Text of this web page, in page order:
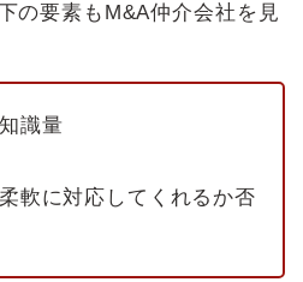
の要素もM&A仲介会社を見
識量
軟に対応してくれるか否